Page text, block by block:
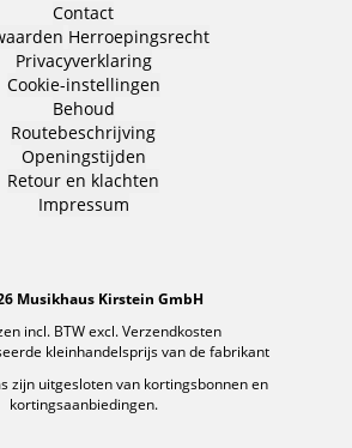
Contact
Herroepingsrecht
Privacyverklaring
Cookie-instellingen
Behoud
Routebeschrijving
Openingstijden
Retour en klachten
Impressum
Musikhaus Kirstein GmbH
incl. BTW excl.Verzendkosten
kleinhandelsprijs van de fabrikant
zijn uitgesloten van kortingsbonnen en
kortingsaanbiedingen.